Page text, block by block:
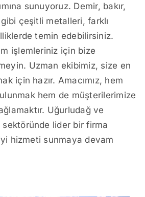
sunuyoruz. Demir, bakır,
çeşitli metalleri, farklı
temin edebilirsiniz.
işlemleriniz için bize
Uzman ekibimiz, size en
için hazır. Amacımız, hem
hem de müşterilerimize
Uğurludağ ve
lider bir firma
hizmeti sunmaya devam